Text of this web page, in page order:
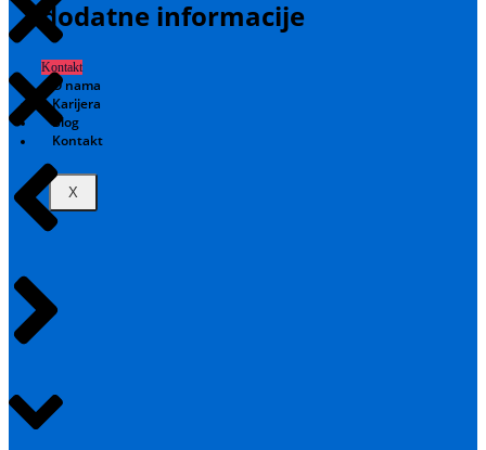
dodatne informacije
Kontakt
O nama
Karijera
Blog
Kontakt
X